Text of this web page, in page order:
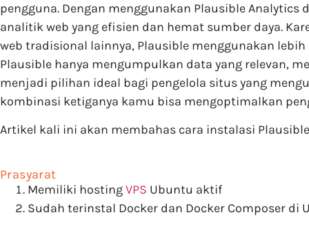
pengguna. Dengan menggunakan Plausible
analitik web yang efisien dan hemat sumber daya.
web tradisional lainnya, Plausible menggunakan
Plausible hanya mengumpulkan data yang relevan,
menjadi pilihan ideal bagi pengelola situs yang
kombinasi ketiganya kamu bisa mengoptimalkan
Artikel kali ini akan membahas cara instalasi
Prasyarat
Memiliki hostingVPS Ubuntu aktif
Sudah terinstal Docker dan Docker Composer di